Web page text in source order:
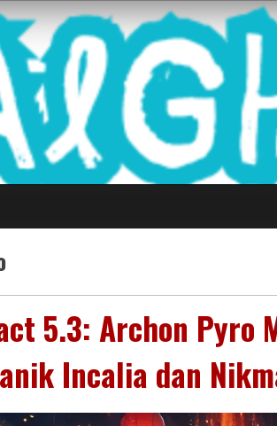
5.3: Archon Pyro
Incalia dan